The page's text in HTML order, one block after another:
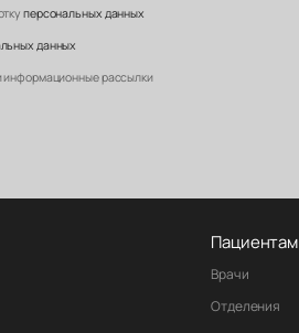
персональных данных
данных
информационные рассылки
Пациентам
Врачи
Отделения